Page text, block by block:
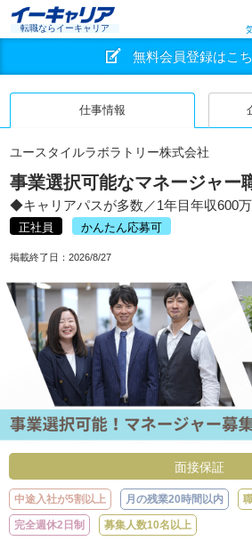
転職ならイーキャリア
無料会員登録はこ
仕事情報
ユースタイルラボラトリー株式会社
事業選択可能なマネージャー
◆キャリアパスが多数／1年目年収600
正社員 かんたん応募可
掲載終了日： 2026/8/27
面接保証
中途入社が5割以上 月の残業20時間以内
完全週休2日制 募集人数10名以上